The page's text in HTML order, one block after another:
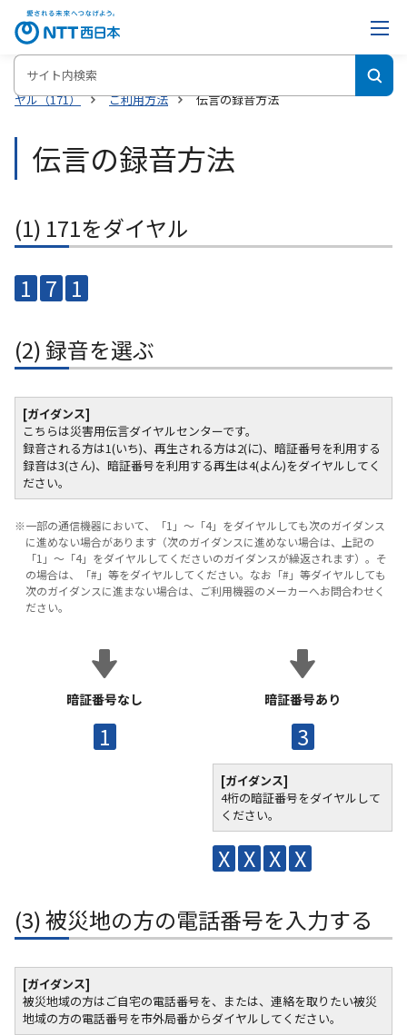
ホーム NTT西日本の災害の備え・対策サイト
災害用伝言ダイ
ヤル（171）
ご利用方法 伝言の録音方法
伝言の録音方法
(1) 171をダイヤル
1 7 1
(2) 録音を選ぶ
[ガイダンス]
こちらは災害用伝言ダイヤルセンターです。
録音される方は1(いち)、再生される方は2(に)、暗証番号を利用する
録音は3(さん)、暗証番号を利用する再生は4(よん)をダイヤルしてく
ださい。
※一部の通信機器において、「1」～「4」をダイヤルしても次のガイダンス
に進めない場合があります（次のガイダンスに進めない場合は、上記の
「1」～「4」をダイヤルしてくださいのガイダンスが繰返されます）。そ
の場合は、「#」等をダイヤルしてください。なお「#」等ダイヤルしても
次のガイダンスに進まない場合は、ご利用機器のメーカーへお問合わせく
ださい。
暗証番号なし
1
暗証番号あり
3
[ガイダンス]
4桁の暗証番号をダイヤルして
ください。
X X X X
(3) 被災地の方の電話番号を入力する
[ガイダンス]
被災地域の方はご自宅の電話番号を、または、連絡を取りたい被災
地域の方の電話番号を市外局番からダイヤルしてください。